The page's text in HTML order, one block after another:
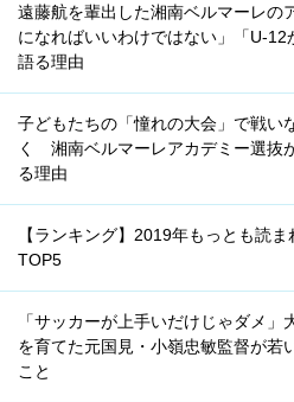
遠藤航を輩出した湘南ベルマーレの
になればいいわけではない」「U-12
語る理由
子どもたちの「憧れの大会」で戦い
く 湘南ベルマーレアカデミー選抜
る理由
【ランキング】2019年もっとも読
TOP5
「サッカーが上手いだけじゃダメ」
を育てた元国見・小嶺忠敏監督が若
こと